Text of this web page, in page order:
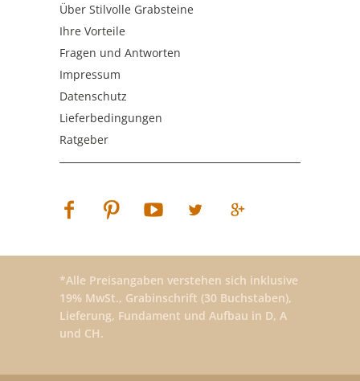
Über Stilvolle Grabsteine
Ihre Vorteile
Fragen und Antworten
Impressum
Datenschutz
Lieferbedingungen
Ratgeber
*Alle Preisangaben verstehen sich inklusive
19% MwSt., Grabinschrift (30 Buchstaben),
Lieferung, Fundament und Aufbau in D, A
und CH.